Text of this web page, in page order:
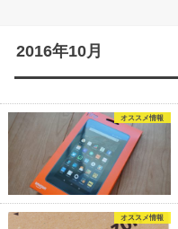
2016年10月
オススメ情報
オススメ情報